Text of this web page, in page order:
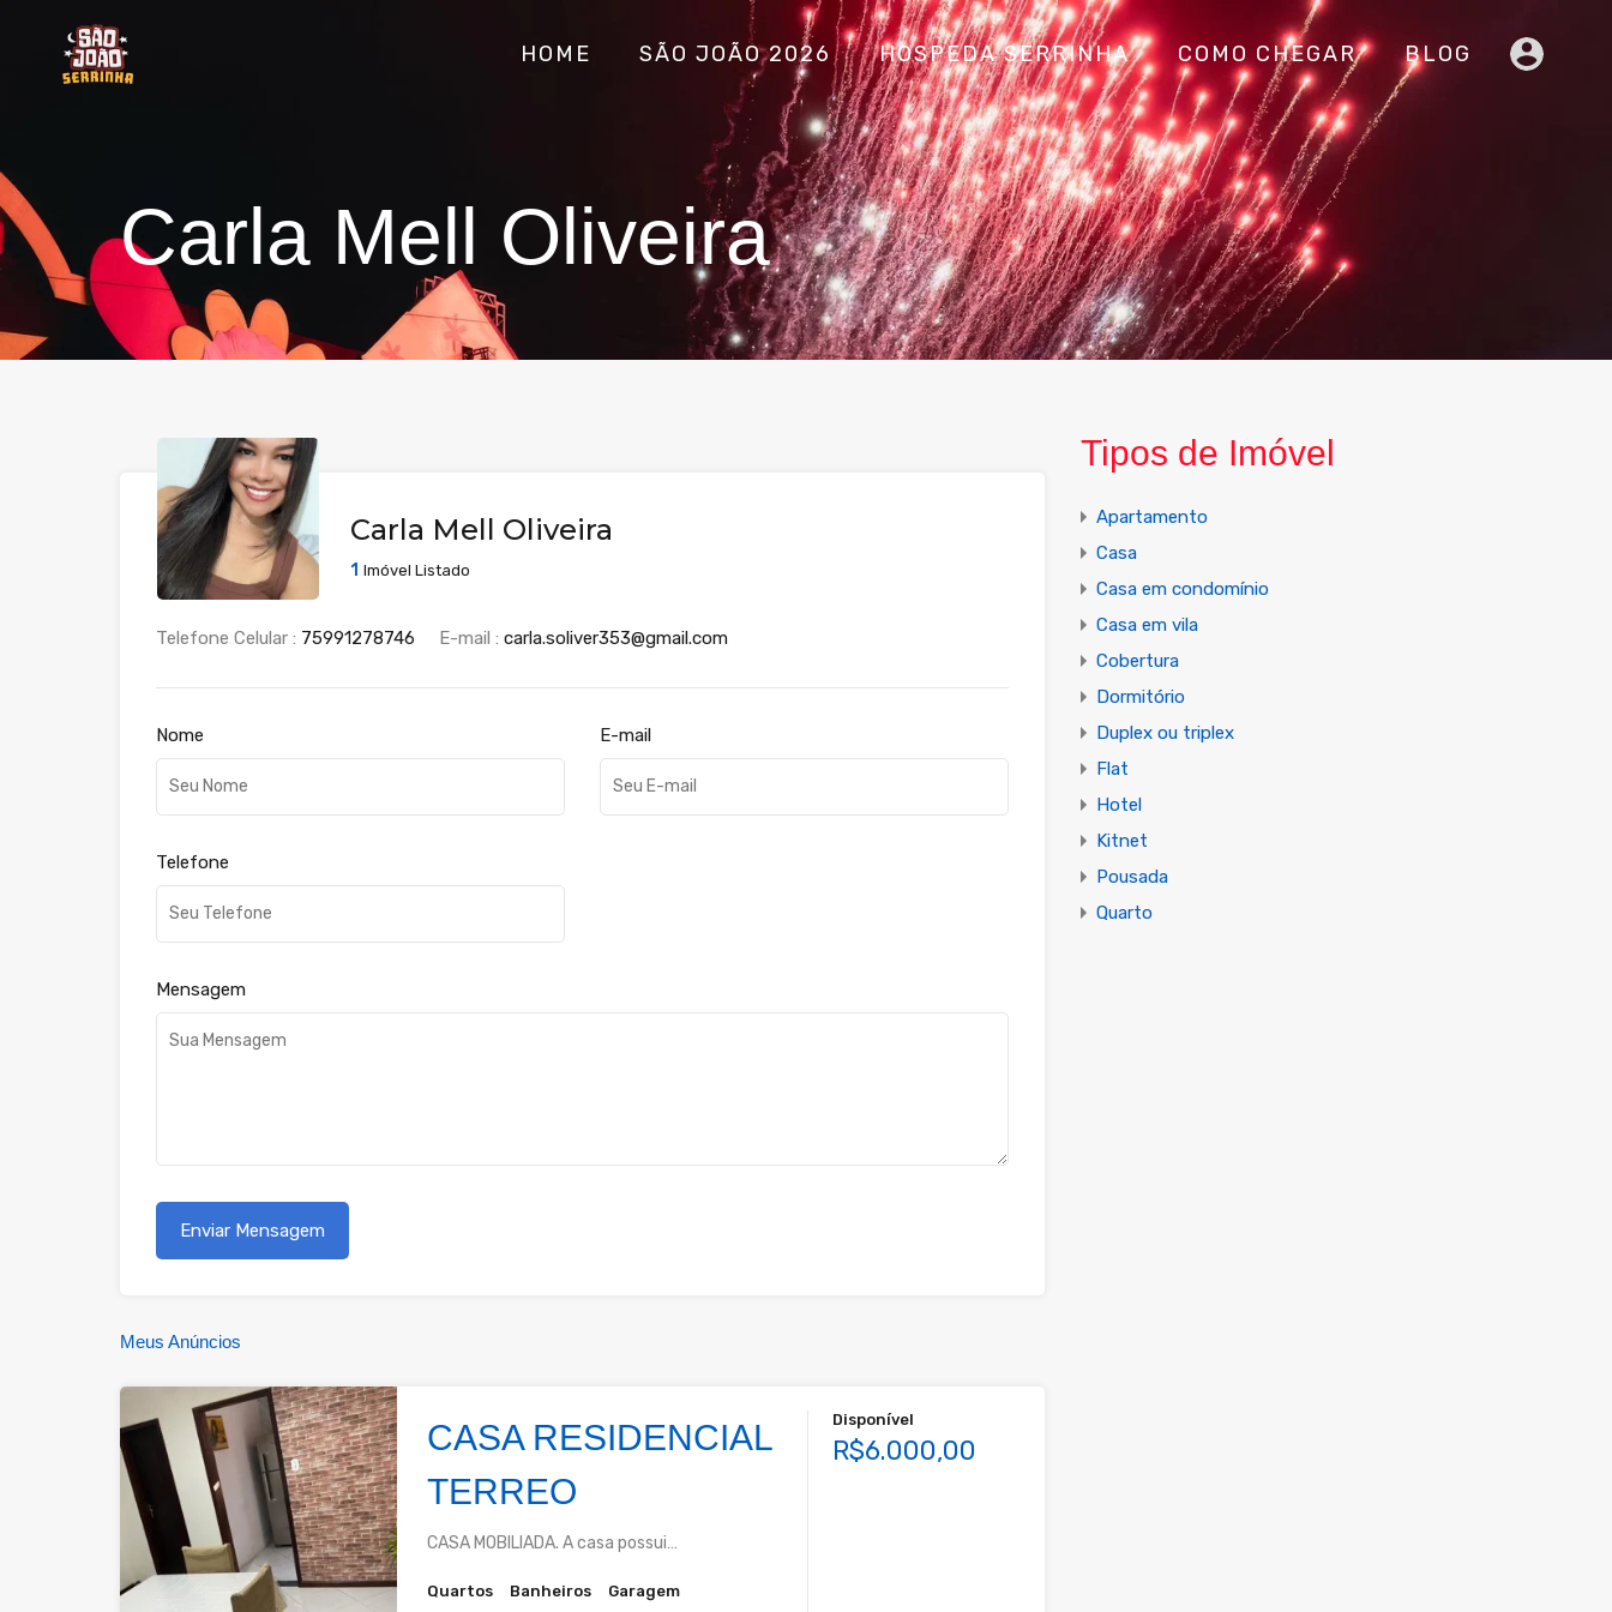
HOME SÃO JOÃO 2026 HOSPEDA SERRINHA COMO CHEGAR BLOG
Carla Mell Oliveira
Carla Mell Oliveira
1 Imóvel Listado
Telefone Celular : 75991278746 E-mail : carla.soliver353@gmail.com
Nome E-mail
Telefone
Mensagem
Meus Anúncios
CASA RESIDENCIAL
TERREO
CASA MOBILIADA. A casa possui…
Quartos Banheiros Garagem
Disponível
R$6.000,00
Tipos de Imóvel
Apartamento
Casa
Casa em condomínio
Casa em vila
Cobertura
Dormitório
Duplex ou triplex
Flat
Hotel
Kitnet
Pousada
Quarto